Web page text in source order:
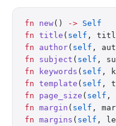
fn new() -> Self
fn title ( self ,
fn author( self ,
fn subject ( self ,
fn keywords ( self ,
fn template ( self ,
fn page_size ( self ,
fn margin ( self ,
fn margins ( self ,